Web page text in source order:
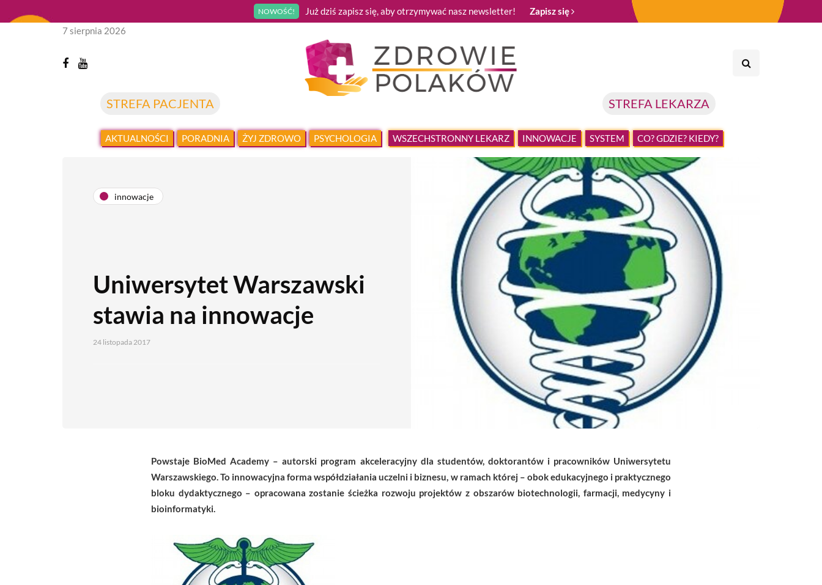
NOWOŚĆ! Już dziś zapisz się, aby otrzymywać nasz newsletter! Zapisz się
STREFA PACJENTA STREFA LEKARZA
7 sierpnia 2026
AKTUALNOŚCI PORADNIA ŻYJ ZDROWO PSYCHOLOGIA WSZECHSTRONNY LEKARZ INNOWACJE SYSTEM CO? GDZIE? KIEDY?
innowacje
Uniwersytet Warszawski
stawia na innowacje
24 listopada 2017
Powstaje BioMed Academy – autorski program akceleracyjny dla studentów, doktorantów i pracowników Uniwersytetu
Warszawskiego. To innowacyjna forma współdziałania uczelni i biznesu, w ramach której – obok edukacyjnego i praktycznego
bloku dydaktycznego – opracowana zostanie ścieżka rozwoju projektów z obszarów biotechnologii, farmacji, medycyny i
bioinformatyki.